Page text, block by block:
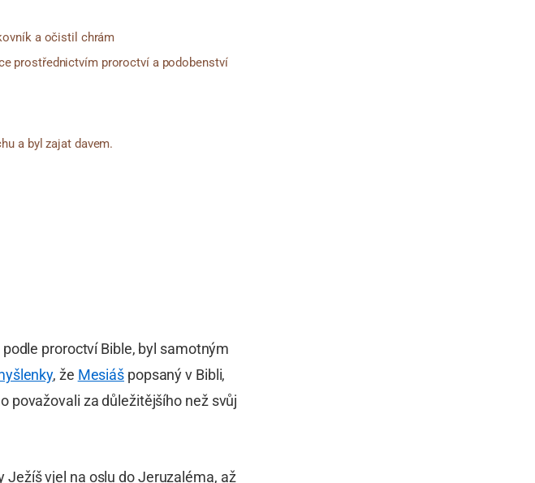
a očistil chrám
prostřednictvím proroctví a podobenství
a byl zajat davem.
proroctví Bible, byl samotným
, že Mesiáš popsaný v Bibli,
považovali za důležitějšího než svůj
Ježíš vjel na oslu do Jeruzaléma, až